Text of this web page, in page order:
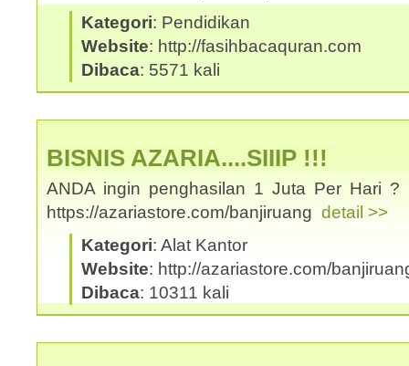
Kategori: Pendidikan
Website: http://fasihbacaquran.com
Dibaca: 5571 kali
BISNIS AZARIA....SIIIP !!!
ANDA ingin penghasilan 1 Juta Per Hari ?
https://azariastore.com/banjiruang detail >>
Kategori: Alat Kantor
Website: http://azariastore.com/
Dibaca: 10311 kali